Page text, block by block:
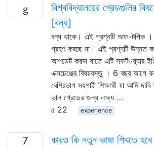
বিশ্ববিদ্যালয়ের গ্রেডগুলির
[বন্ধ]
বন্ধ থাকে। এই প্রশ্নটি অফ-টপিক ।
গ্রহণ করছে না। এই প্রশ্নটি উন্নত
আপডেট করুন যাতে এটি সফটওয়্যার
এক্সচেঞ্জের বিষয়বস্তু । 6 বছর আগে
বেশিরভাগ সহপাঠী শিক্ষার্থী যা আমি
ভাল গ্রেডের জন্য লক্ষ্য …
22
experience
7
কারও কি নতুন ভাষা শিখতে